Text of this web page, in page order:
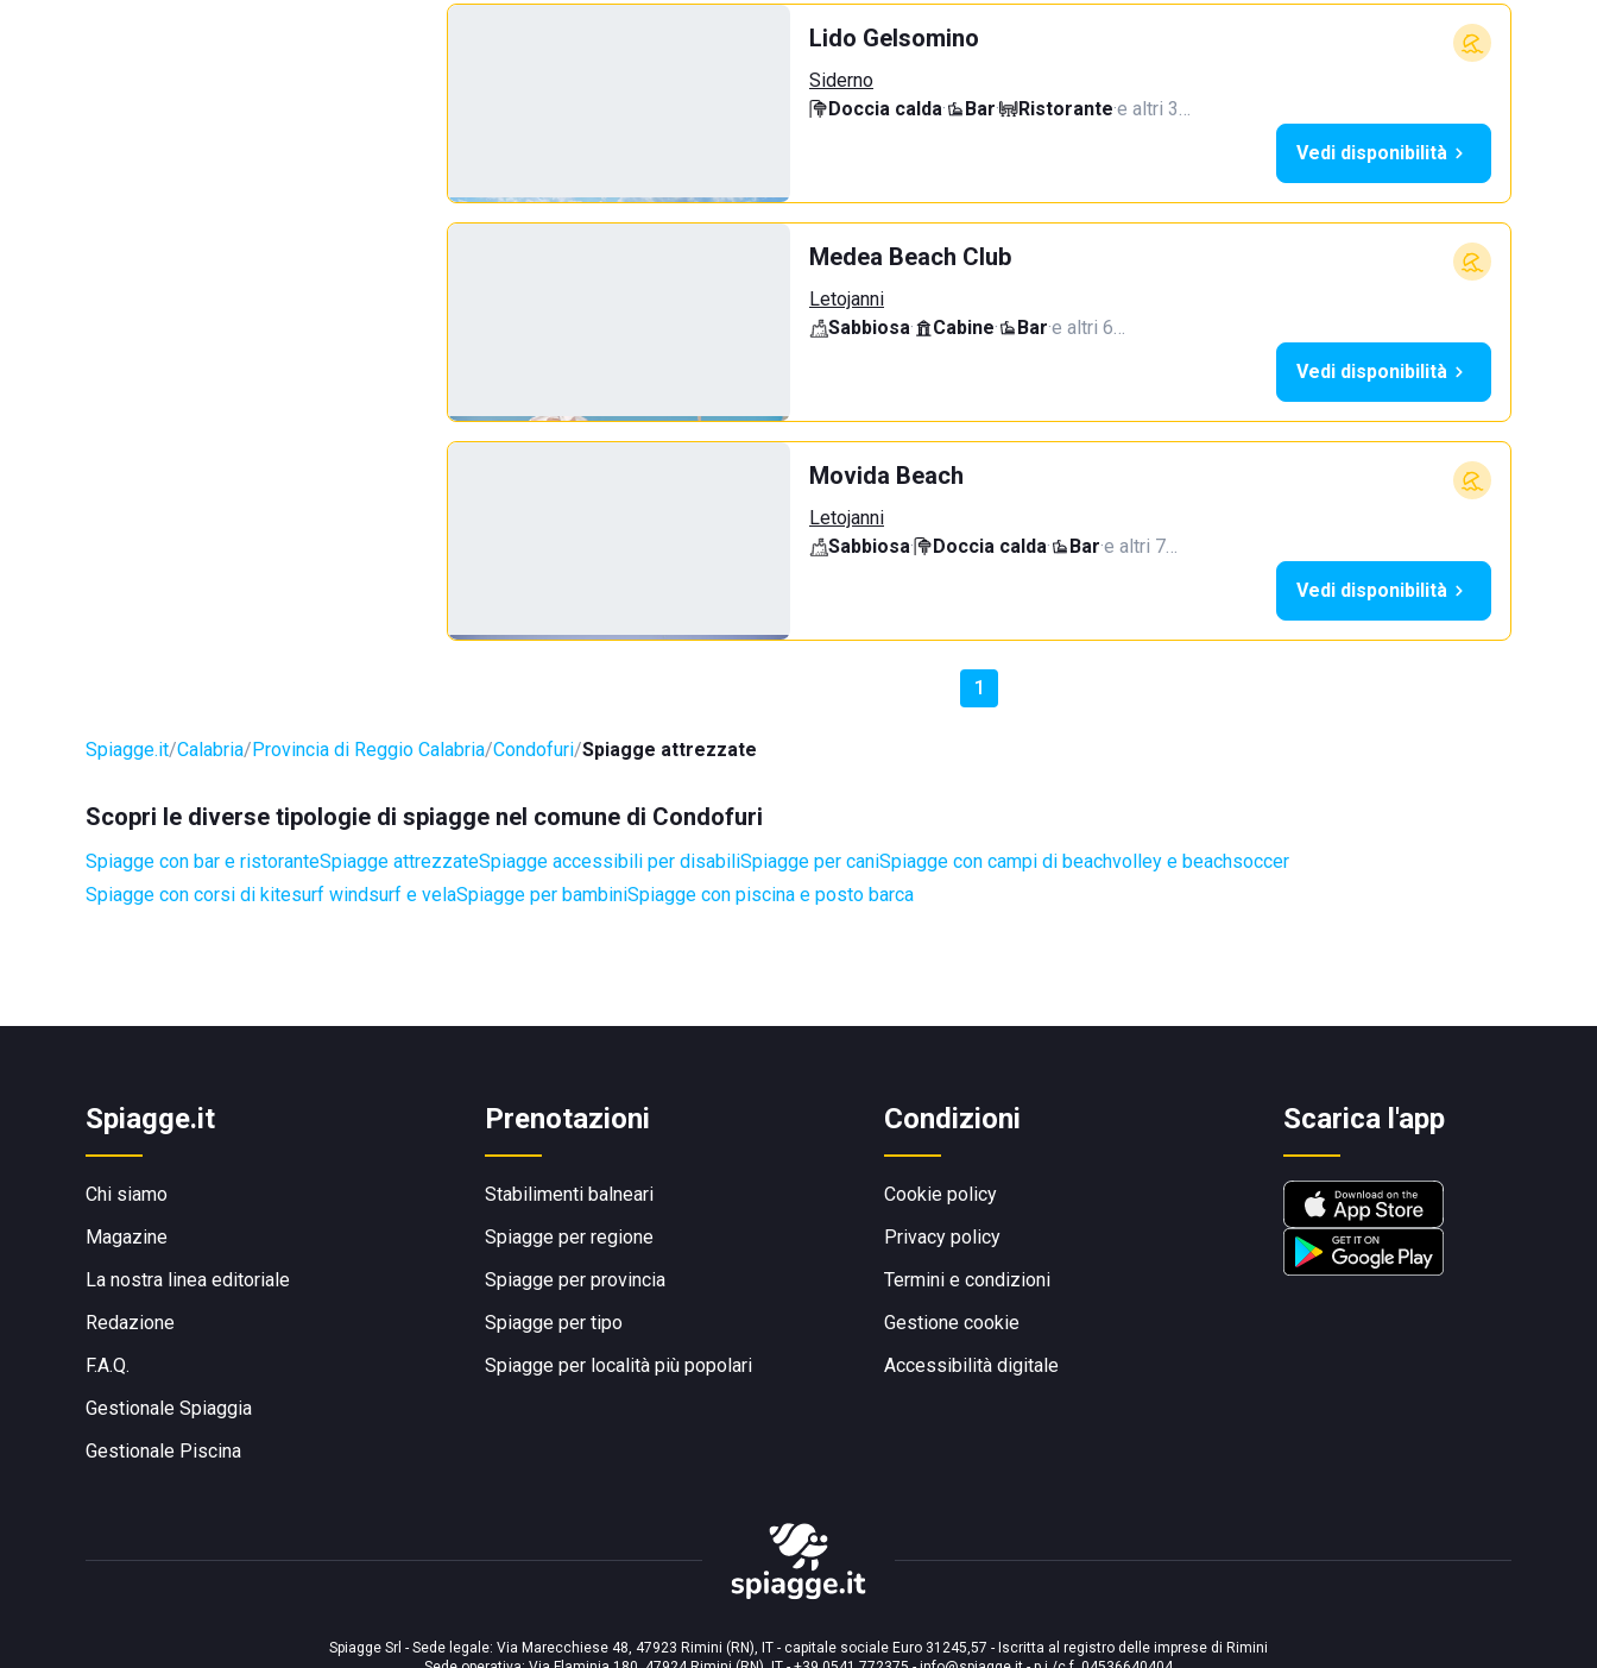
Lido Gelsomino
Siderno
Doccia calda· Bar· Ristorante·e altri 3…
Vedi disponibilità
Medea Beach Club
Letojanni
Sabbiosa· Cabine· Bar·e altri 6…
Vedi disponibilità
Movida Beach
Letojanni
Sabbiosa· Doccia calda· Bar·e altri 7…
Vedi disponibilità
1
Spiagge.it Calabria Provincia di Reggio Calabria Condofuri Spiagge attrezzate
Scopri le diverse tipologie di spiagge nel comune di Condofuri
Spiagge con bar e ristoranteSpiagge attrezzateSpiagge accessibili per disabiliSpiagge per caniSpiagge con campi di beachvolley e beachsoccer
Spiagge con corsi di kitesurf windsurf e velaSpiagge per bambiniSpiagge con piscina e posto barca
Spiagge.it
Chi siamo
Magazine
La nostra linea editoriale
Redazione
F.A.Q.
Gestionale Spiaggia
Gestionale Piscina
Prenotazioni
Stabilimenti balneari
Spiagge per regione
Spiagge per provincia
Spiagge per tipo
Spiagge per località più popolari
Condizioni
Cookie policy
Privacy policy
Termini e condizioni
Gestione cookie
Accessibilità digitale
Scarica l'app
Spiagge Srl - Sede legale: Via Marecchiese 48, 47923 Rimini (RN), IT - capitale sociale Euro 31245,57 - Iscritta al registro delle imprese di Rimini